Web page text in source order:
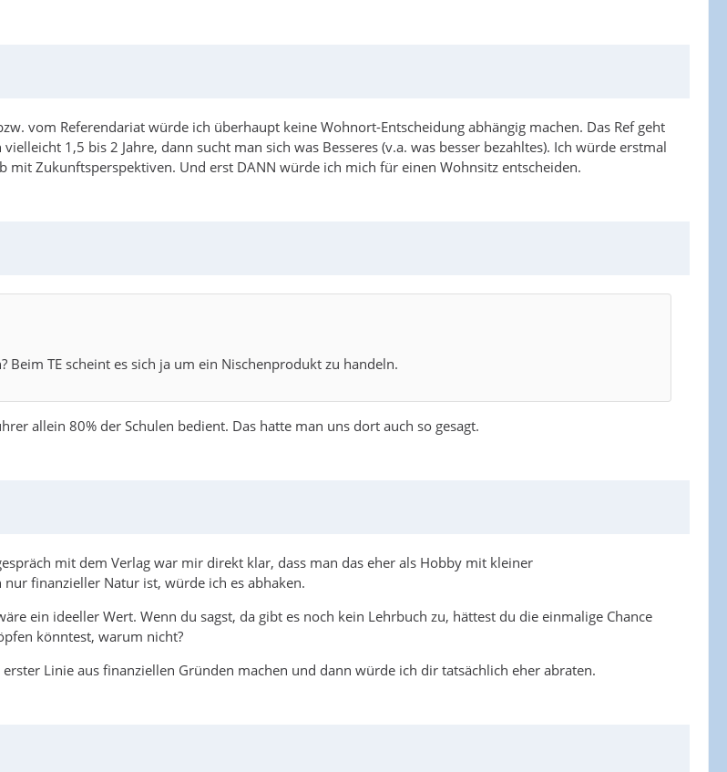
vom Referendariat würde ich überhaupt keine Wohnort-Entscheidung abhängig machen. Das Ref geht
1,5 bis 2 Jahre, dann sucht man sich was Besseres (v.a. was besser bezahltes). Ich würde erstmal
Zukunftsperspektiven. Und erst DANN würde ich mich für einen Wohnsitz entscheiden.
TE scheint es sich ja um ein Nischenprodukt zu handeln.
allein 80% der Schulen bedient. Das hatte man uns dort auch so gesagt.
mit dem Verlag war mir direkt klar, dass man das eher als Hobby mit kleiner
finanzieller Natur ist, würde ich es abhaken.
ein ideeller Wert. Wenn du sagst, da gibt es noch kein Lehrbuch zu, hättest du die einmalige Chance
könntest, warum nicht?
Linie aus finanziellen Gründen machen und dann würde ich dir tatsächlich eher abraten.